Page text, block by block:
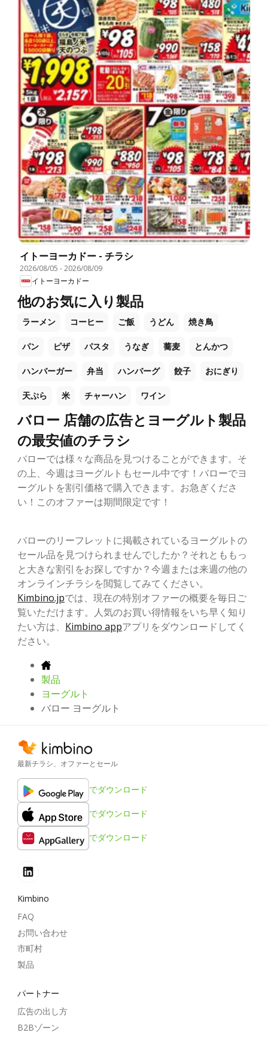
イトーヨーカドー - チラシ
2026/08/05 -2026/08/09
イトーヨーカドー
他のお気に入り製品
ラーメン コーヒー ご飯 うどん 焼き鳥
パン ピザ パスタ うなぎ 蕎麦 とんかつ
ハンバーガー 弁当 ハンバーグ 餃子 おにぎり
天ぷら 米 チャーハン ワイン
バロー 店舗の広告とヨーグルト製品
の最安値のチラシ
バローでは様々な商品を見つけることができます。そ
の上、今週はヨーグルトもセール中です！バローでヨ
ーグルトを割引価格で購入できます。お急ぎくださ
い！このオファーは期間限定です！
バローのリーフレットに掲載されているヨーグルトの
セール品を見つけられませんでしたか？それとももっ
と大きな割引をお探しですか？今週または来週の他の
オンラインチラシを閲覧してみてください。
Kimbino.jpでは、現在の特別オファーの概要を毎日ご
覧いただけます。人気のお買い得情報をいち早く知り
たい方は、 Kimbino appアプリをダウンロードしてく
ださい。
製品
ヨーグルト
バロー ヨーグルト
最新チラシ、オファーとセール
でダウンロード
でダウンロード
でダウンロード
Kimbino
FAQ
お問い合わせ
市町村
製品
パートナー
広告の出し方
B2Bゾーン